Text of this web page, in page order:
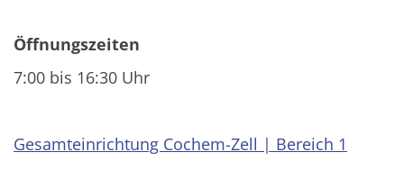
Öffnungszeiten
7:00 bis 16:30 Uhr
Gesamteinrichtung Cochem-Zell | Bereich 1